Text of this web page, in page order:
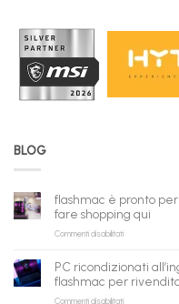
BLOG
flashmac è pronto
fare shopping qui
Commenti disabilitatisu
pronto
per
gli
PC ricondizionati
flashmac per
Commenti disabilitatisu